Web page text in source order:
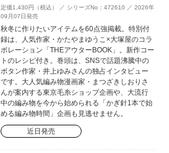
定価1,430円（税込） ／ シリーズNo：472610 ／ 2026年
09月07日発売
秋冬に作りたいアイテムを60点強掲載。特別付
録は、人気作家・かたやまゆうこ×大塚屋のコラ
ボレーション「THEアウターBOOK」。新作コー
トのレシピ付き。巻頭は、SNSで話題沸騰中の
ボタン作家・井上ゆみさんの独占インタビュー
です。大人気編み物漫画家・まつざきしおりさ
んが案内する東京毛糸ショップ企画や、大流行
中の編み物を今から始められる「かぎ針1本で始
める編み物時間」企画も見逃せません。
近日発売